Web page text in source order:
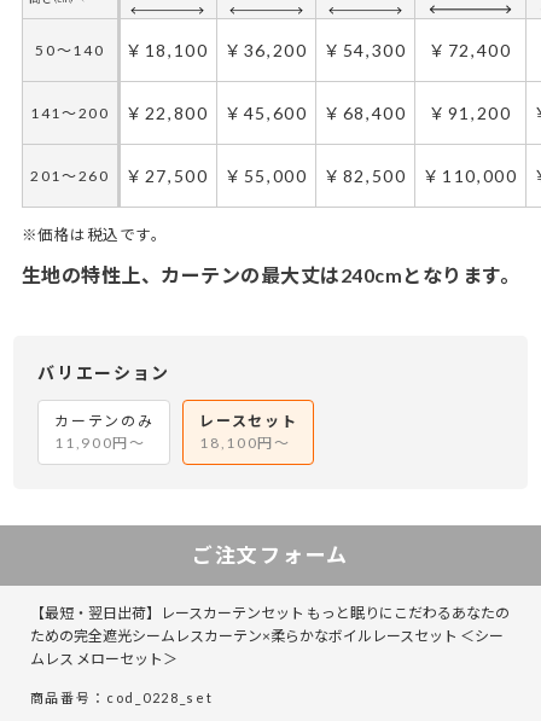
50～140 ￥18,100 ￥36,200 ￥54,300 ￥72,400
141～200 ￥22,800 ￥45,600 ￥68,400 ￥91,200
201～260 ￥27,500 ￥55,000 ￥82,500 ￥110,000
※価格は税込です。
50～100 101～200 201～300 301～400
141～200 ￥34,200 ￥68,400
201～260 ￥41,250 ￥82,500
50～130 131～285 286～420 421～555
141～200 ￥22,800 ￥45,600
201～260 ￥27,500 ￥55,000
生地の特性上、カーテンの最大丈は240cmとなります。
バリエーション
カーテンのみ
11,900円～
レースセット
18,100円～
ご注文フォーム
【最短・翌日出荷】レースカーテンセット もっと眠りにこだわるあなたの
ための完全遮光シームレスカーテン×柔らかなボイルレースセット ＜シー
ムレス メローセット＞
商品番号：cod_0228_set